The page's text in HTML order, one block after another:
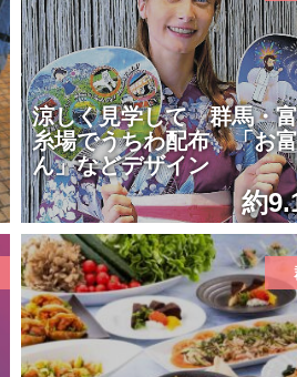
涼しく見学して 群馬・
糸場でうちわ配布 「お
ん」などデザイン
約